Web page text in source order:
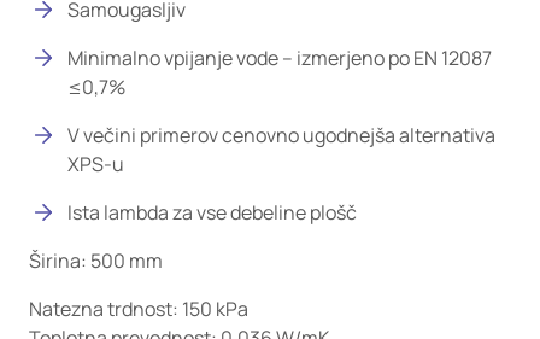
Samougasljiv
Minimalno vpijanje vode – izmerjeno po EN 12087
≤0,7%
V večini primerov cenovno ugodnejša alternativa
XPS-u
Ista lambda za vse debeline plošč
Širina: 500 mm
Natezna trdnost: 150 kPa